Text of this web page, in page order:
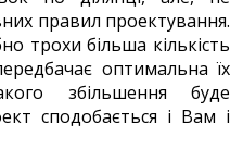
правил проектування.
трохи більша кількість
оптимальна їх
збільшення буде
сподобається і Вам і